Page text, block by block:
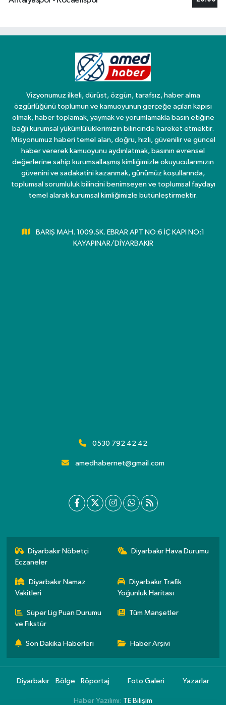
Vizyonumuz ilkeli, dürüst, özgün, tarafsız, haber alma
özgürlüğünü toplumun ve kamuoyunun gerçeğe açılan kapısı
olmak, haber toplamak, yaymak ve yorumlamakla basın etiğine
bağlı kurumsal yükümlülüklerimizin bilincinde hareket etmektir.
Misyonumuz haberi temel alan, doğru, hızlı, güvenilir ve güncel
haber vererek kamuoyunu aydınlatmak, basının evrensel
değerlerine sahip kurumsallaşmış kimliğimizle okuyucularımızın
güvenini ve sadakatini kazanmak, günümüz koşullarında,
toplumsal sorumluluk bilincini benimseyen ve toplumsal faydayı
temel alarak kurumsal kimliğimizle bütünleştirmektir.
BARIŞ MAH. 1009.SK. EBRAR APT NO:6 İÇ KAPI NO:1
KAYAPINAR/DİYARBAKIR
0530 792 42 42
amedhabernet@gmail.com
Diyarbakır Nöbetçi
Eczaneler
Diyarbakır Hava Durumu
Diyarbakır Namaz
Vakitleri
Diyarbakır Trafik
Yoğunluk Haritası
Süper Lig Puan Durumu
ve Fikstür
Tüm Manşetler
Son Dakika Haberleri Haber Arşivi
Diyarbakır Bölge Röportaj Foto Galeri Yazarlar
Haber Yazılımı: TE Bilişim